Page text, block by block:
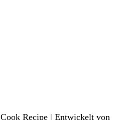
Cook Recipe | Entwickelt von